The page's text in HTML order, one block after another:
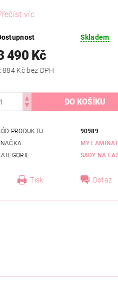
víc
Skladem
490 Kč
2 884 Kč bez DPH
PRODUKTU
90989
MY
SADY NA
Tisk Dotaz